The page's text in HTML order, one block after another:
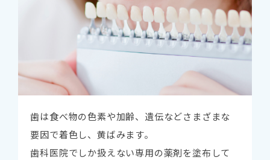
歯は食べ物の色素や加齢、遺伝などさまざまな
要因で着色し、黄ばみます。
歯科医院でしか扱えない専用の薬剤を塗布して